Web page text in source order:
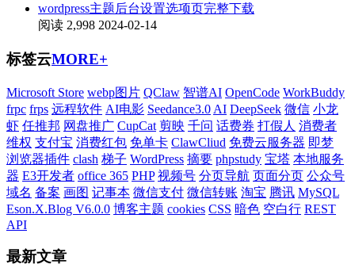
wordpress主题后台设置选项页完整下载
阅读 2,998 2024-02-14
标签云MORE+
Microsoft Store webp图片 QClaw 智谱AI OpenCode WorkBuddy
frpc frps 远程软件 AI电影 Seedance3.0 AI DeepSeek 微信 小龙
虾 任推邦 网盘推广 CupCat 剪映 千问 话费券 打假人 消费者
维权 支付宝 消费红包 免单卡 ClawCliud 免费云服务器 即梦
浏览器插件 clash 梯子 WordPress 摘要 phpstudy 宝塔 本地服务
器 E3开发者 office 365 PHP 视频号 分页导航 页面分页 公众号
域名 备案 画图 记事本 微信支付 微信转账 淘宝 腾讯 MySQL
Eson.X.Blog V6.0.0 博客主题 cookies CSS 暗色 空白行 REST
API
最新文章